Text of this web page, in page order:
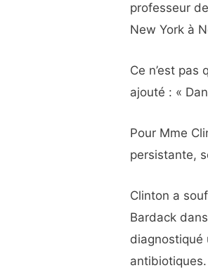
professeur
New York à
Ce n’est
ajouté : «
Pour Mme
persistante,
Clinton a
Bardack
diagnostiqué